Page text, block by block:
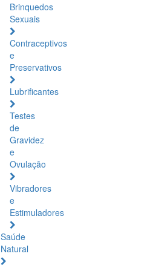
Brinquedos
Sexuais
Contraceptivos
e
Preservativos
Lubrificantes
Testes
de
Gravidez
e
Ovulação
Vibradores
e
Estimuladores
Saúde
Natural